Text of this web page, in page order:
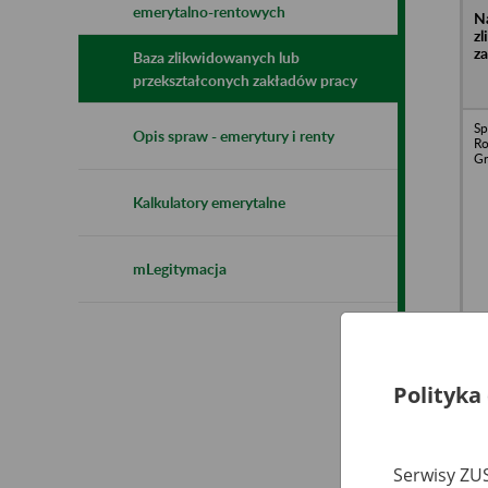
emerytalno-rentowych
Baza zlikwidowanych lub
przekształconych zakładów pracy
Opis spraw - emerytury i renty
Kalkulatory emerytalne
mLegitymacja
Polityka
Serwisy